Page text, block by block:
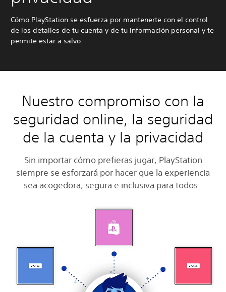
Cómo PlayStation se esfuerza por mantenerte con el control
de los detalles de tu cuenta y de tu información personal y te
permite estar a salvo.
Nuestro compromiso con la
seguridad online, la seguridad
de la cuenta y la privacidad
Sin importar cómo prefieras jugar, PlayStation
siempre se esforzará por hacer que la experiencia
sea acogedora, segura e inclusiva para todos.